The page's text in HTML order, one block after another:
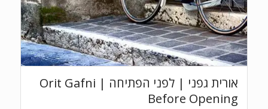
אורית גפני | לפני הפתיחה Orit Gafni |
Before Opening